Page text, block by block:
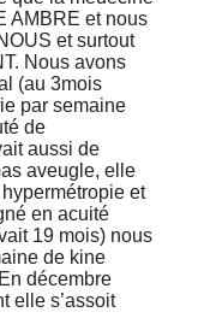
AMBRE et nous
et surtout
Nous avons
(au 3mois
par semaine
de
aussi de
aveugle, elle
et
en acuité
19 mois) nous
de kine
décembre
elle s’assoit